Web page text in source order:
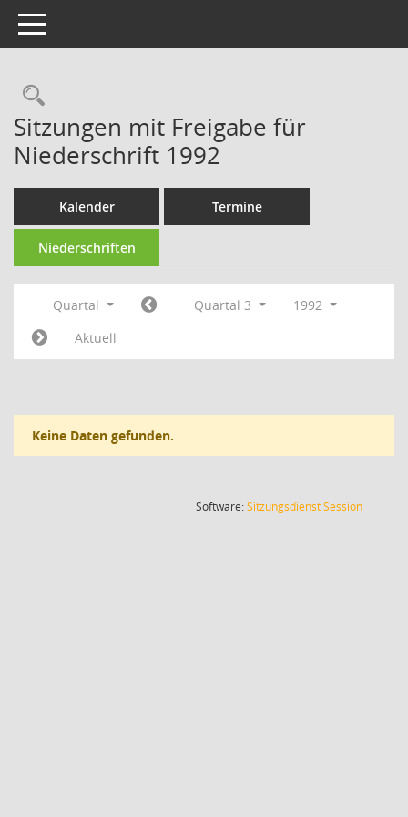
Toggle navigation
Rechercheauswahl
Sitzungen mit Freigabe für
Niederschrift 1992
Kalender Termine
Niederschriften
Quartal Quartal 3
1992
Aktuell
Keine Daten gefunden.
Software:SitzungsdienstSession(Wird in